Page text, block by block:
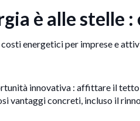
è alle stelle
energetici per imprese e
innovativa : affittare il
vantaggi concreti, incluso il